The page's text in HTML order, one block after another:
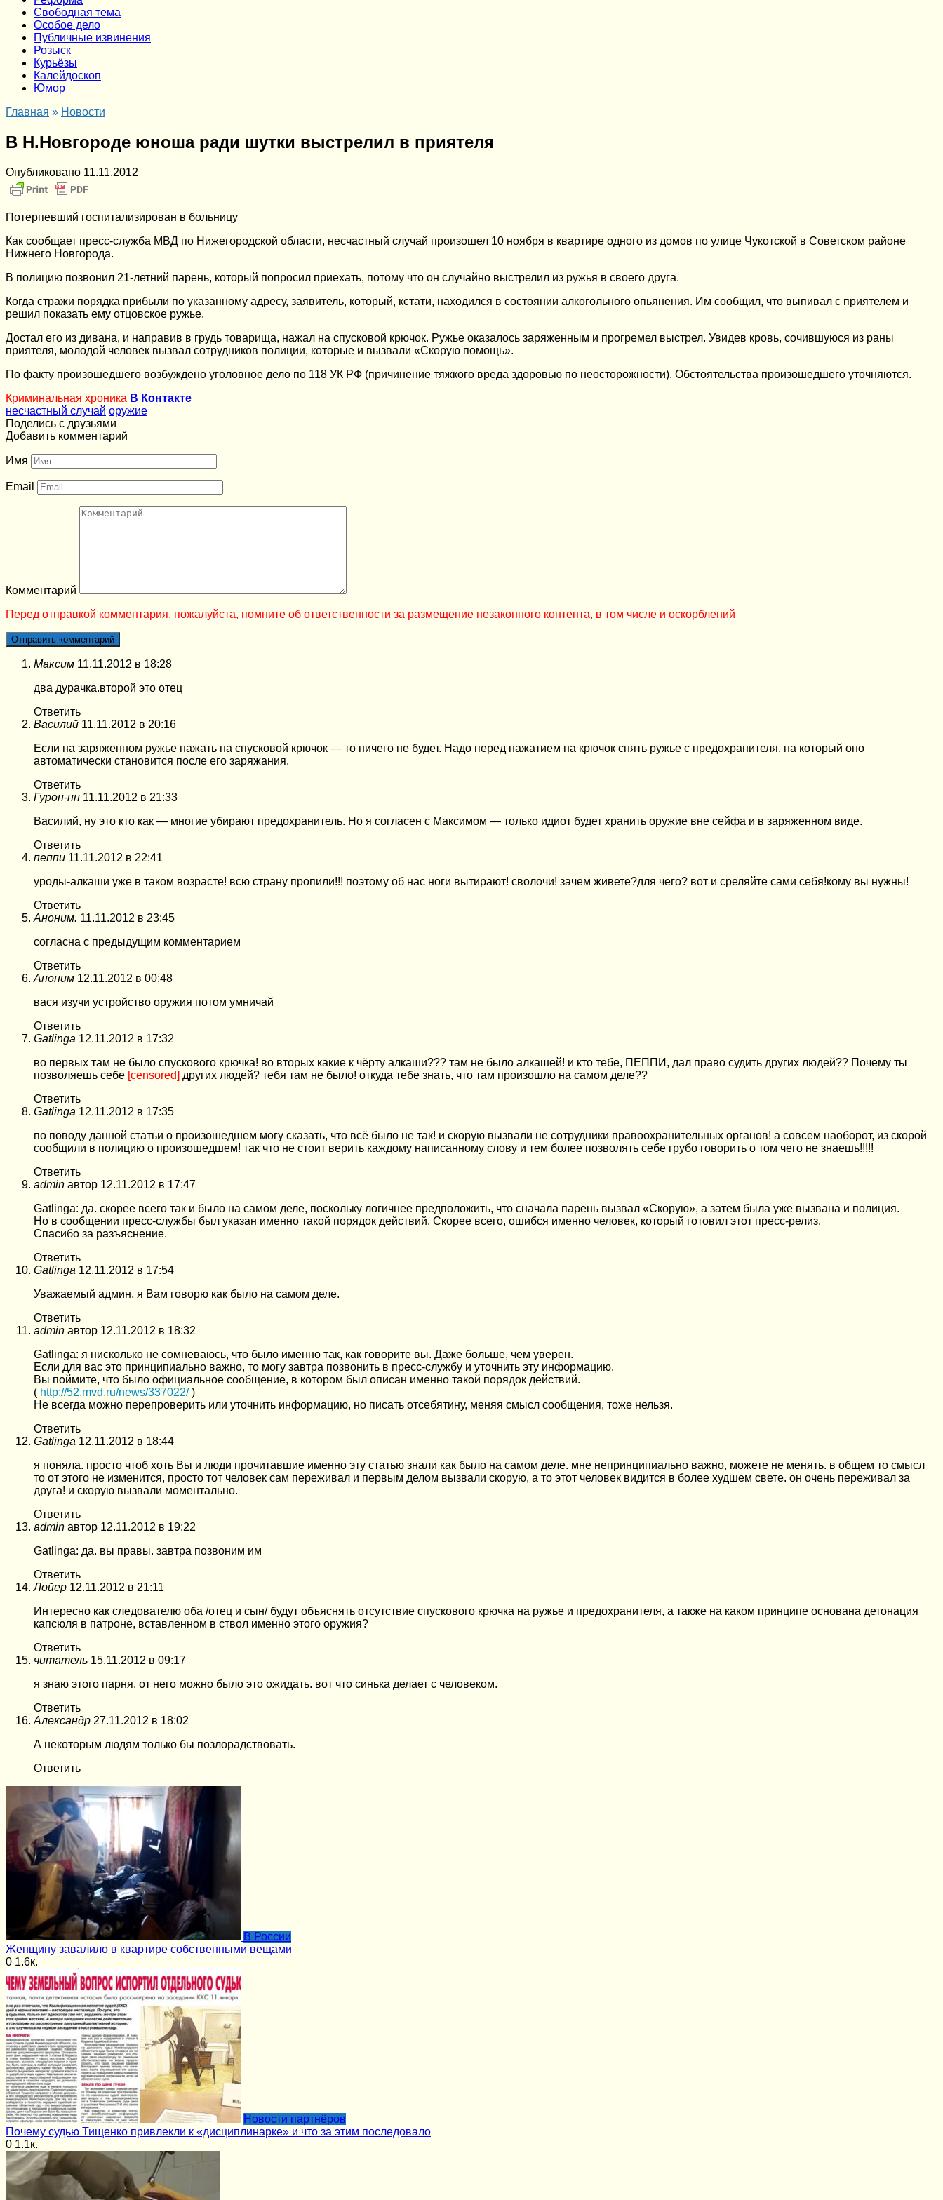
Cвободная тема
Особое дело
Публичные извинения
Розыск
Курьёзы
Калейдоскоп
Юмор
Главная » Новости
В Н.Новгороде юноша ради шутки выстрелил в приятеля
Опубликовано 11.11.2012
Потерпевший госпитализирован в больницу
Как сообщает пресс-служба МВД по Нижегородской области, несчастный случай произошел 10 ноября в квартире одного из домов по улице Чукотской в Советском районе
Нижнего Новгорода.
В полицию позвонил 21-летний парень, который попросил приехать, потому что он случайно выстрелил из ружья в своего друга.
Когда стражи порядка прибыли по указанному адресу, заявитель, который, кстати, находился в состоянии алкогольного опьянения. Им сообщил, что выпивал с приятелем и
решил показать ему отцовское ружье.
Достал его из дивана, и направив в грудь товарища, нажал на спусковой крючок. Ружье оказалось заряженным и прогремел выстрел. Увидев кровь, сочившуюся из раны
приятеля, молодой человек вызвал сотрудников полиции, которые и вызвали «Скорую помощь».
По факту произошедшего возбуждено уголовное дело по 118 УК РФ (причинение тяжкого вреда здоровью по неосторожности). Обстоятельства произошедшего уточняются.
Криминальная хроника В Контакте
несчастный случай оружие
Поделись с друзьями
Добавить комментарий
Имя
Email
Комментарий
Перед отправкой комментария, пожалуйста, помните об ответственности за размещение незаконного контента, в том числе и оскорблений
Максим 11.11.2012 в 18:28
два дурачка.второй это отец
Ответить
Василий 11.11.2012 в 20:16
Если на заряженном ружье нажать на спусковой крючок — то ничего не будет. Надо перед нажатием на крючок снять ружье с предохранителя, на который оно
автоматически становится после его заряжания.
Ответить
Гурон-нн 11.11.2012 в 21:33
Василий, ну это кто как — многие убирают предохранитель. Но я согласен с Максимом — только идиот будет хранить оружие вне сейфа и в заряженном виде.
Ответить
пеппи 11.11.2012 в 22:41
уроды-алкаши уже в таком возрасте! всю страну пропили!!! поэтому об нас ноги вытирают! сволочи! зачем живете?для чего? вот и среляйте сами себя!кому вы нужны!
Ответить
Аноним. 11.11.2012 в 23:45
согласна с предыдущим комментарием
Ответить
Аноним 12.11.2012 в 00:48
вася изучи устройство оружия потом умничай
Ответить
Gatlinga 12.11.2012 в 17:32
во первых там не было спускового крючка! во вторых какие к чёрту алкаши??? там не было алкашей! и кто тебе, ПЕППИ, дал право судить других людей?? Почему ты
позволяешь себе [censored] других людей? тебя там не было! откуда тебе знать, что там произошло на самом деле??
Ответить
Gatlinga 12.11.2012 в 17:35
по поводу данной статьи о произошедшем могу сказать, что всё было не так! и скорую вызвали не сотрудники правоохранительных органов! а совсем наоборот, из скорой
сообщили в полицию о произошедшем! так что не стоит верить каждому написанному слову и тем более позволять себе грубо говорить о том чего не знаешь!!!!!
Ответить
admin автор 12.11.2012 в 17:47
Gatlinga: да. скорее всего так и было на самом деле, поскольку логичнее предположить, что сначала парень вызвал «Скорую», а затем была уже вызвана и полиция.
Но в сообщении пресс-службы был указан именно такой порядок действий. Скорее всего, ошибся именно человек, который готовил этот пресс-релиз.
Спасибо за разъяснение.
Ответить
Gatlinga 12.11.2012 в 17:54
Уважаемый админ, я Вам говорю как было на самом деле.
Ответить
admin автор 12.11.2012 в 18:32
Gatlinga: я нисколько не сомневаюсь, что было именно так, как говорите вы. Даже больше, чем уверен.
Если для вас это принципиально важно, то могу завтра позвонить в пресс-службу и уточнить эту информацию.
Вы поймите, что было официальное сообщение, в котором был описан именно такой порядок действий.
( http://52.mvd.ru/news/337022/)
Не всегда можно перепроверить или уточнить информацию, но писать отсебятину, меняя смысл сообщения, тоже нельзя.
Ответить
Gatlinga 12.11.2012 в 18:44
я поняла. просто чтоб хоть Вы и люди прочитавшие именно эту статью знали как было на самом деле. мне непринципиально важно, можете не менять. в общем то смысл
то от этого не изменится, просто тот человек сам переживал и первым делом вызвали скорую, а то этот человек видится в более худшем свете. он очень переживал за
друга! и скорую вызвали моментально.
Ответить
admin автор 12.11.2012 в 19:22
Gatlinga: да. вы правы. завтра позвоним им
Ответить
Лойер 12.11.2012 в 21:11
Интересно как следователю оба /отец и сын/ будут объяснять отсутствие спускового крючка на ружье и предохранителя, а также на каком принципе основана детонация
капсюля в патроне, вставленном в ствол именно этого оружия?
Ответить
читатель 15.11.2012 в 09:17
я знаю этого парня. от него можно было это ожидать. вот что синька делает с человеком.
Ответить
Александр 27.11.2012 в 18:02
А некоторым людям только бы позлорадствовать.
Ответить
В России
Женщину завалило в квартире собственными вещами
0 1.6к.
Новости партнёров
Почему судью Тищенко привлекли к «дисциплинарке» и что за этим последовало
0 1.1к.